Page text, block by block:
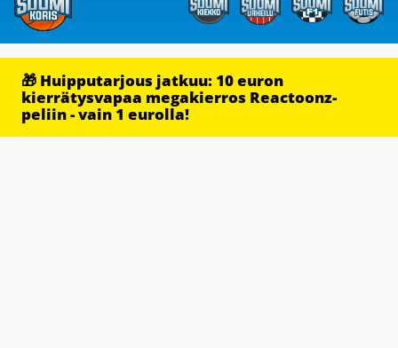
🎁 Huipputarjous jatkuu: 10 euron
kierrätysvapaa megakierros Reactoonz-
peliin - vain 1 eurolla!